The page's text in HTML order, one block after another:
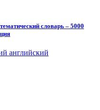
словарь – 5000
английский